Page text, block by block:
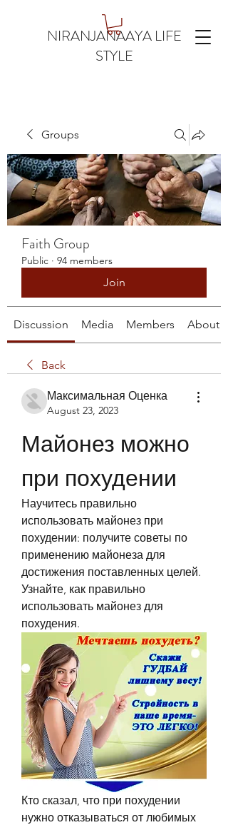
NIRANJANAAYA LIFE
STYLE
Groups
Faith Group
Public · 94 members
Join
Discussion Media Members About
Back
Максимальная Оценка
August 23, 2023
Майонез можно
при похудении
Научитесь правильно
использовать майонез при
похудении: получите советы по
применению майонеза для
достижения поставленных целей.
Узнайте, как правильно
использовать майонез для
похудения.
Кто сказал, что при похудении
нужно отказываться от любимых